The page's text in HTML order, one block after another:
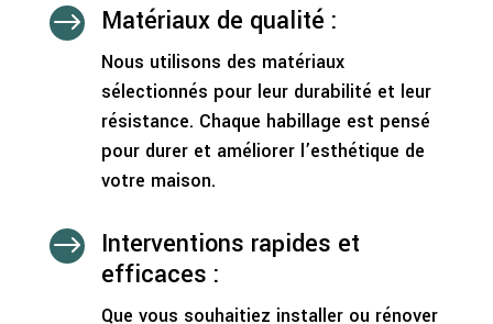
$ Matériaux de qualité :
Nous utilisons des matériaux
sélectionnés pour leur durabilité et leur
résistance. Chaque habillage est pensé
pour durer et améliorer l’esthétique de
votre maison.
$ Interventions rapides et
efficaces :
Que vous souhaitiez installer ou rénover